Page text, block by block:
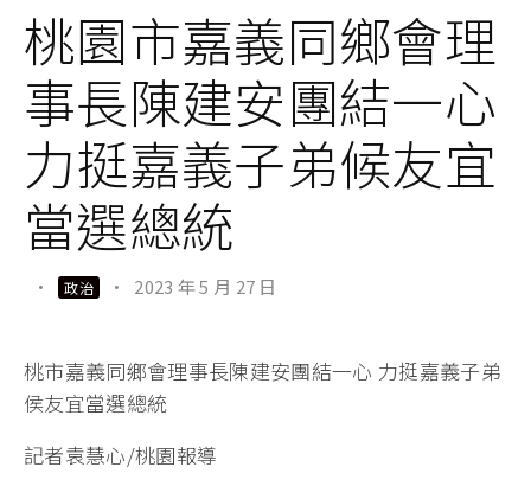
桃園市嘉義同鄉會理
事長陳建安團結一心
力挺嘉義子弟候友宜
當選總統
· 政治 · 2023 年 5 月 27 日
桃市嘉義同鄉會理事長陳建安團結一心 力挺嘉義子弟
侯友宜當選總統
記者袁慧心/桃園報導